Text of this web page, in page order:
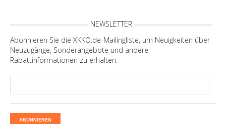
NEWSLETTER
Abonnieren Sie die XKKO.de-Mailingliste, um Neuigkeiten über
Neuzugänge, Sonderangebote und andere
Rabattinformationen zu erhalten.
ABONNIEREN